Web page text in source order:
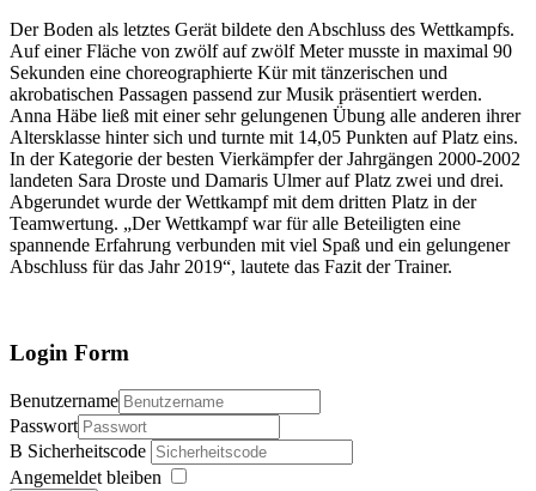
Der Boden als letztes Gerät bildete den Abschluss des Wettkampfs.
Auf einer Fläche von zwölf auf zwölf Meter musste in maximal 90
Sekunden eine choreographierte Kür mit tänzerischen und
akrobatischen Passagen passend zur Musik präsentiert werden.
Anna Häbe ließ mit einer sehr gelungenen Übung alle anderen ihrer
Altersklasse hinter sich und turnte mit 14,05 Punkten auf Platz eins.
In der Kategorie der besten Vierkämpfer der Jahrgängen 2000-2002
landeten Sara Droste und Damaris Ulmer auf Platz zwei und drei.
Abgerundet wurde der Wettkampf mit dem dritten Platz in der
Teamwertung. „Der Wettkampf war für alle Beteiligten eine
spannende Erfahrung verbunden mit viel Spaß und ein gelungener
Abschluss für das Jahr 2019“, lautete das Fazit der Trainer.
Login Form
Benutzername
Passwort
Sicherheitscode
Angemeldet bleiben